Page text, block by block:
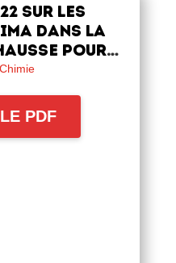
sur les
dans la
pour
l’inflation
PDF